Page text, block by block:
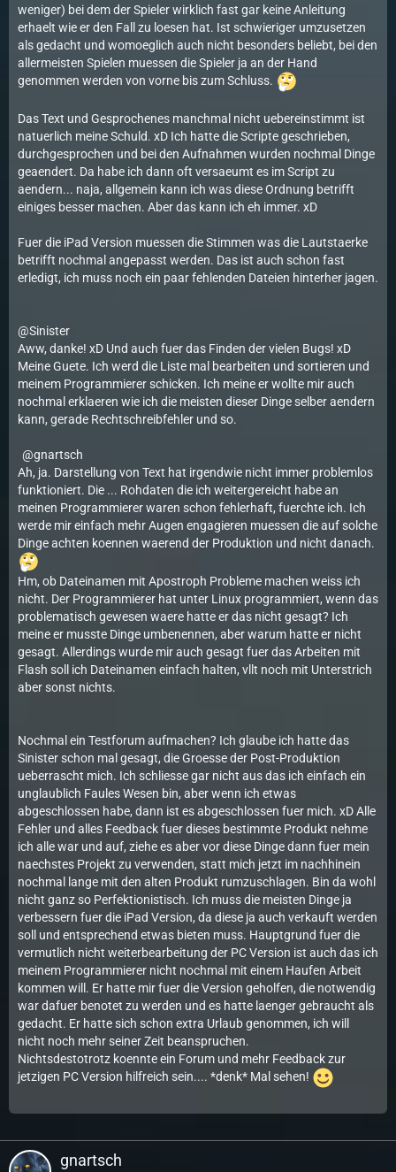
weniger) bei dem der Spieler wirklich fast gar keine Anleitung
erhaelt wie er den Fall zu loesen hat. Ist schwieriger umzusetzen
als gedacht und womoeglich auch nicht besonders beliebt, bei den
allermeisten Spielen muessen die Spieler ja an der Hand
genommen werden von vorne bis zum Schluss.
Das Text und Gesprochenes manchmal nicht uebereinstimmt ist
natuerlich meine Schuld. xD Ich hatte die Scripte geschrieben,
durchgesprochen und bei den Aufnahmen wurden nochmal Dinge
geaendert. Da habe ich dann oft versaeumt es im Script zu
aendern... naja, allgemein kann ich was diese Ordnung betrifft
einiges besser machen. Aber das kann ich eh immer. xD
Fuer die iPad Version muessen die Stimmen was die Lautstaerke
betrifft nochmal angepasst werden. Das ist auch schon fast
erledigt, ich muss noch ein paar fehlenden Dateien hinterher jagen.
@Sinister
Aww, danke! xD Und auch fuer das Finden der vielen Bugs! xD
Meine Guete. Ich werd die Liste mal bearbeiten und sortieren und
meinem Programmierer schicken. Ich meine er wollte mir auch
nochmal erklaeren wie ich die meisten dieser Dinge selber aendern
kann, gerade Rechtschreibfehler und so.
gnartsch
Ah, ja. Darstellung von Text hat irgendwie nicht immer problemlos
funktioniert. Die ... Rohdaten die ich weitergereicht habe an
meinen Programmierer waren schon fehlerhaft, fuerchte ich. Ich
werde mir einfach mehr Augen engagieren muessen die auf solche
Dinge achten koennen waerend der Produktion und nicht danach.
Hm, ob Dateinamen mit Apostroph Probleme machen weiss ich
nicht. Der Programmierer hat unter Linux programmiert, wenn das
problematisch gewesen waere hatte er das nicht gesagt? Ich
meine er musste Dinge umbenennen, aber warum hatte er nicht
gesagt. Allerdings wurde mir auch gesagt fuer das Arbeiten mit
Flash soll ich Dateinamen einfach halten, vllt noch mit Unterstrich
aber sonst nichts.
Nochmal ein Testforum aufmachen? Ich glaube ich hatte das
Sinister schon mal gesagt, die Groesse der Post-Produktion
ueberrascht mich. Ich schliesse gar nicht aus das ich einfach ein
unglaublich Faules Wesen bin, aber wenn ich etwas
abgeschlossen habe, dann ist es abgeschlossen fuer mich. xD Alle
Fehler und alles Feedback fuer dieses bestimmte Produkt nehme
ich alle war und auf, ziehe es aber vor diese Dinge dann fuer mein
naechstes Projekt zu verwenden, statt mich jetzt im nachhinein
nochmal lange mit den alten Produkt rumzuschlagen. Bin da wohl
nicht ganz so Perfektionistisch. Ich muss die meisten Dinge ja
verbessern fuer die iPad Version, da diese ja auch verkauft werden
soll und entsprechend etwas bieten muss. Hauptgrund fuer die
vermutlich nicht weiterbearbeitung der PC Version ist auch das ich
meinem Programmierer nicht nochmal mit einem Haufen Arbeit
kommen will. Er hatte mir fuer die Version geholfen, die notwendig
war dafuer benotet zu werden und es hatte laenger gebraucht als
gedacht. Er hatte sich schon extra Urlaub genommen, ich will
nicht noch mehr seiner Zeit beanspruchen.
Nichtsdestotrotz koennte ein Forum und mehr Feedback zur
jetzigen PC Version hilfreich sein.... *denk* Mal sehen!
gnartsch